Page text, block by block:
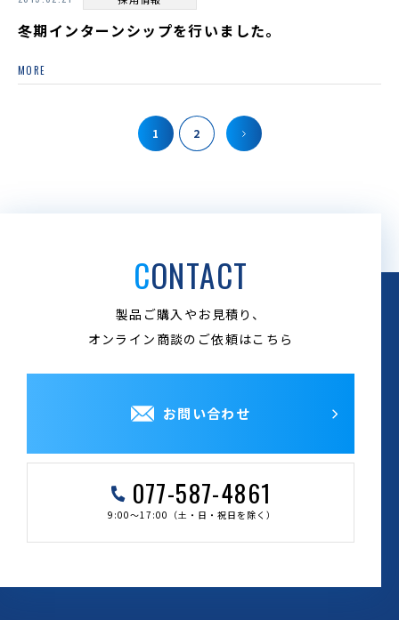
冬期インターンシップを行いました。
MORE
1 2 »
CONTACT
製品ご購入やお見積り、
オンライン商談のご依頼はこちら
お問い合わせ
077-587-4861
9:00～17:00（土・日・祝日を除く）